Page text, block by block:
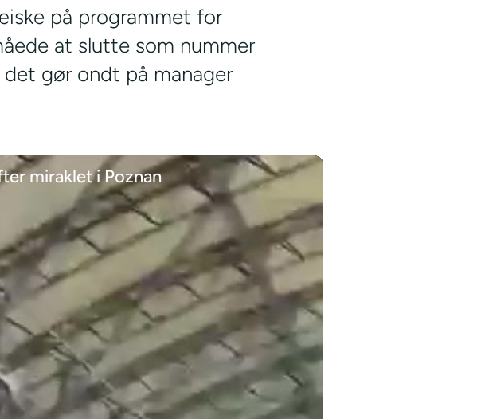
på programmet for
at slutte som nummer
gør ondt på manager
miraklet i Poznan